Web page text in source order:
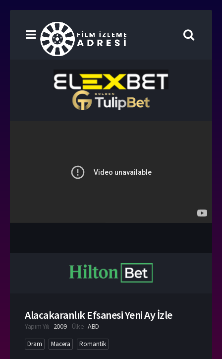
Alacakaranlık Efsanesi Yeni Ay İzle
Yapım Yılı 2009 Ülke ABD
Dram Macera Romantik